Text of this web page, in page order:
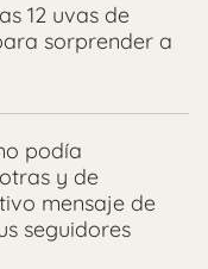
12 uvas de
sorprender a
podía
y de
mensaje de
seguidores